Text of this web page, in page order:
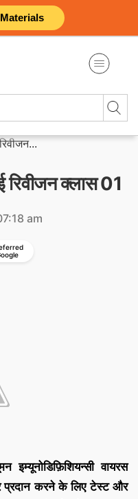
रिवीजन क्लास 01
am
वायरस
प्रदान करने के लिए टेस्ट और